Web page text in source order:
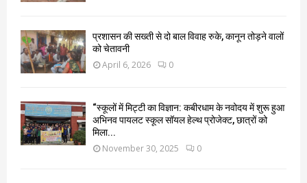
प्रशासन की सख्ती से दो बाल विवाह रुके, कानून तोड़ने वालों
को चेतावनी
April 6, 2026 0
“स्कूलों में मिट्टी का विज्ञान: कबीरधाम के नवोदय में शुरू हुआ
अभिनव पायलट स्कूल सॉयल हेल्थ प्रोजेक्ट, छात्रों को
मिला...
November 30, 2025 0